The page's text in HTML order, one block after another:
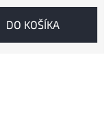
DO KOŠÍKA